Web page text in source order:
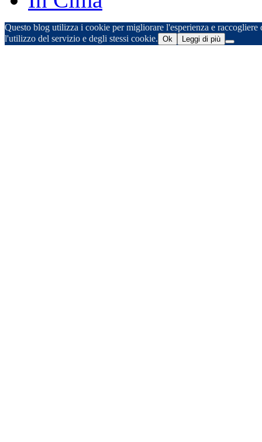
Questo blog utilizza i cookie per migliorare l'esperienza e
l'utilizzo del servizio e degli stessi cookie. Ok Leggi di più